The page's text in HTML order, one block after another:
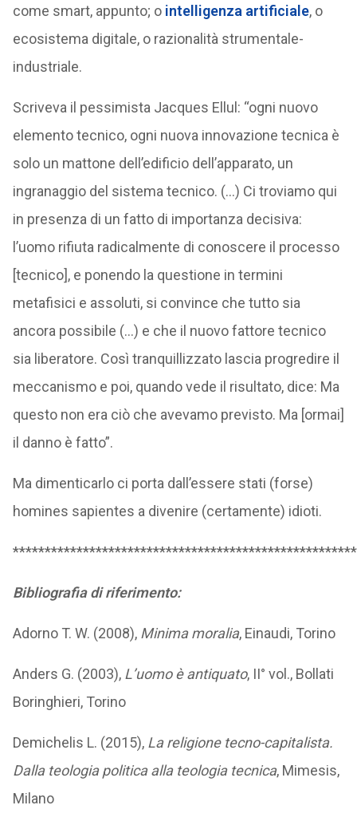
come smart, appunto; o intelligenza artificiale, o
ecosistema digitale, o razionalità strumentale-
industriale.
Scriveva il pessimista Jacques Ellul: “ogni nuovo
elemento tecnico, ogni nuova innovazione tecnica è
solo un mattone dell’edificio dell’apparato, un
ingranaggio del sistema tecnico. (…) Ci troviamo qui
in presenza di un fatto di importanza decisiva:
l’uomo rifiuta radicalmente di conoscere il processo
[tecnico], e ponendo la questione in termini
metafisici e assoluti, si convince che tutto sia
ancora possibile (…) e che il nuovo fattore tecnico
sia liberatore. Così tranquillizzato lascia progredire il
meccanismo e poi, quando vede il risultato, dice: Ma
questo non era ciò che avevamo previsto. Ma [ormai]
il danno è fatto”.
Ma dimenticarlo ci porta dall’essere stati (forse)
homines sapientes a divenire (certamente) idioti.
Bibliografia di riferimento:
Adorno T. W. (2008), Minima moralia, Einaudi, Torino
Anders G. (2003), L’uomo è antiquato, II° vol., Bollati
Boringhieri, Torino
Demichelis L. (2015), La religione tecno-capitalista.
Dalla teologia politica alla teologia tecnica, Mimesis,
Milano